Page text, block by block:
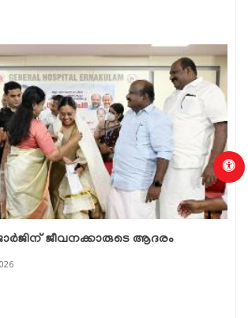
ജീവനക്കാരുടെ ആദരം